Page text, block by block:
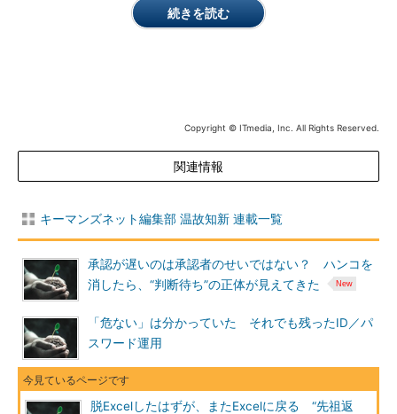
続きを読む
Copyright © ITmedia, Inc. All Rights Reserved.
関連情報
キーマンズネット編集部 温故知新 連載一覧
承認が遅いのは承認者のせいではない？ ハンコを
消したら、“判断待ち”の正体が見えてきた
「危ない」は分かっていた それでも残ったID／パ
スワード運用
脱Excelしたはずが、またExcelに戻る “先祖返